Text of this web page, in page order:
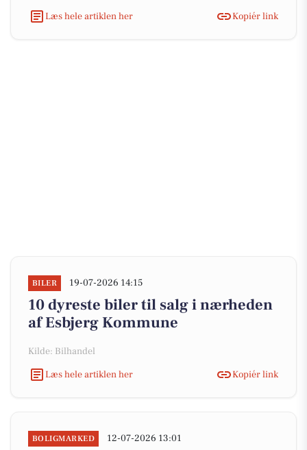
Læs hele artiklen her
Kopiér link
BILER 19-07-2026 14:15
10 dyreste biler til salg i nærheden
af Esbjerg Kommune
Kilde: Bilhandel
Læs hele artiklen her
Kopiér link
BOLIGMARKED 12-07-2026 13:01